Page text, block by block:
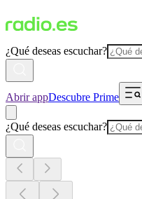
¿Qué deseas escuchar?
Abrir appDescubre Prime
¿Qué deseas escuchar?